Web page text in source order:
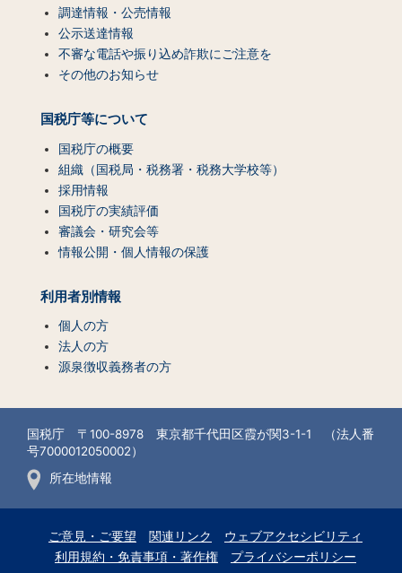
調達情報・公売情報
公示送達情報
不審な電話や振り込め詐欺にご注意を
その他のお知らせ
国税庁等について
国税庁の概要
組織（国税局・税務署・税務大学校等）
採用情報
国税庁の実績評価
審議会・研究会等
情報公開・個人情報の保護
利用者別情報
個人の方
法人の方
源泉徴収義務者の方
国税庁 〒100-8978 東京都千代田区霞が関3-1-1 （法人番
号7000012050002）
所在地情報
ご意見・ご要望 関連リンク
ウェブアクセシビリティ
利用規約・免責事項・著作権
プライバシーポリシー